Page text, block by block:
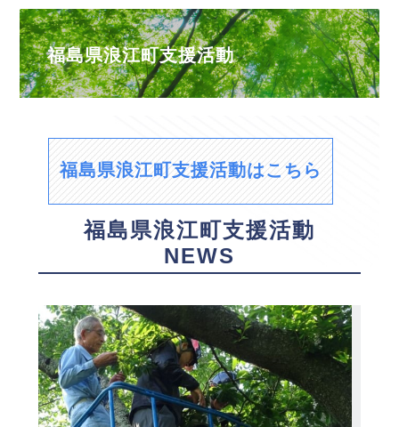
福島県浪江町支援活動
福島県浪江町支援活動はこちら
福島県浪江町支援活動
NEWS